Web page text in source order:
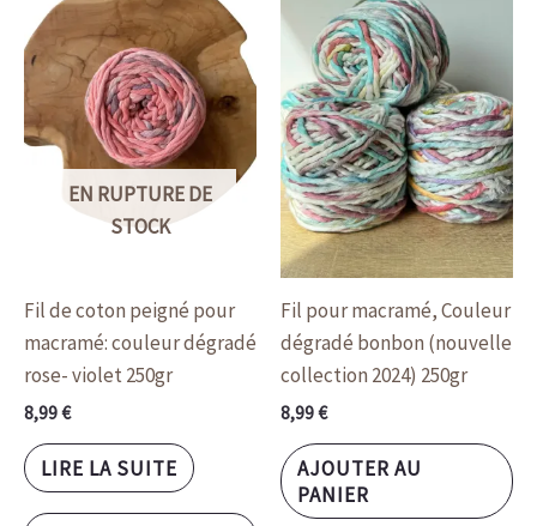
EN RUPTURE DE
STOCK
Fil de coton peigné pour
macramé: couleur dégradé
rose- violet 250gr
8,99€
LIRE LA SUITE
Fil pour macramé, Couleur
dégradé bonbon (nouvelle
collection 2024) 250gr
8,99€
AJOUTER AU
PANIER